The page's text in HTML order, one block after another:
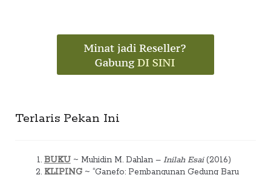
Terlaris Pekan Ini
BUKU~ Muhidin M. Dahlan – Inilah Esai(2016)
KLIPING~ “Ganefo: Pembangunan Gedung Baru